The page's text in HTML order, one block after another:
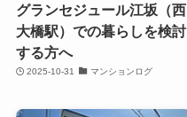
グランセジュール江坂（西
大橋駅）での暮らしを検討
する方へ
2025-10-31 マンションログ